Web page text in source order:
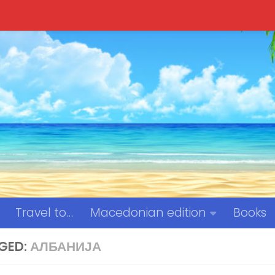
Travel to… Macedonian edition Books
АЛБАНИЈА